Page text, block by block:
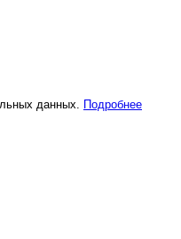
данных. Подробнее